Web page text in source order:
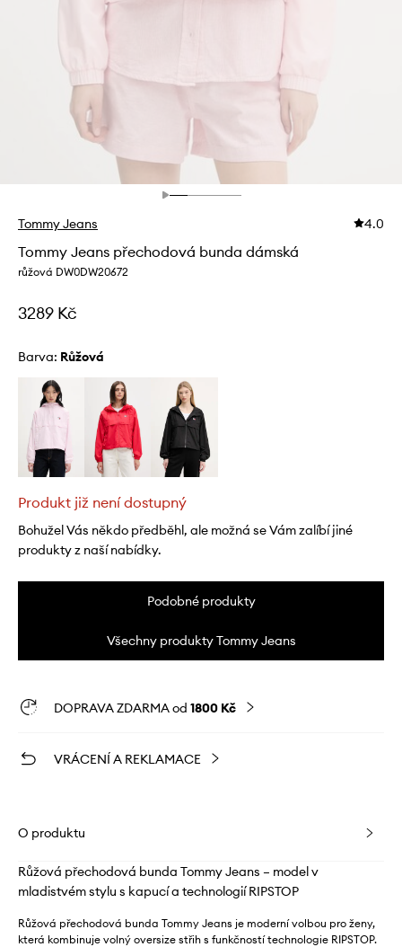
Tommy Jeans 4.0
Tommy Jeans přechodová bunda dámská
růžová DW0DW20672
3289 Kč
Barva: růžová
Produkt již není dostupný
Bohužel Vás někdo předběhl, ale možná se Vám zalíbí jiné
produkty z naší nabídky.
Podobné produkty
Všechny produkty Tommy Jeans
DOPRAVA ZDARMA od 1800 Kč
VRÁCENÍ A REKLAMACE
O produktu
Růžová přechodová bunda Tommy Jeans – model v
mladistvém stylu s kapucí a technologií RIPSTOP
Růžová přechodová bunda Tommy Jeans je moderní volbou pro ženy,
která kombinuje volný oversize střih s funkčností technologie RIPSTOP.